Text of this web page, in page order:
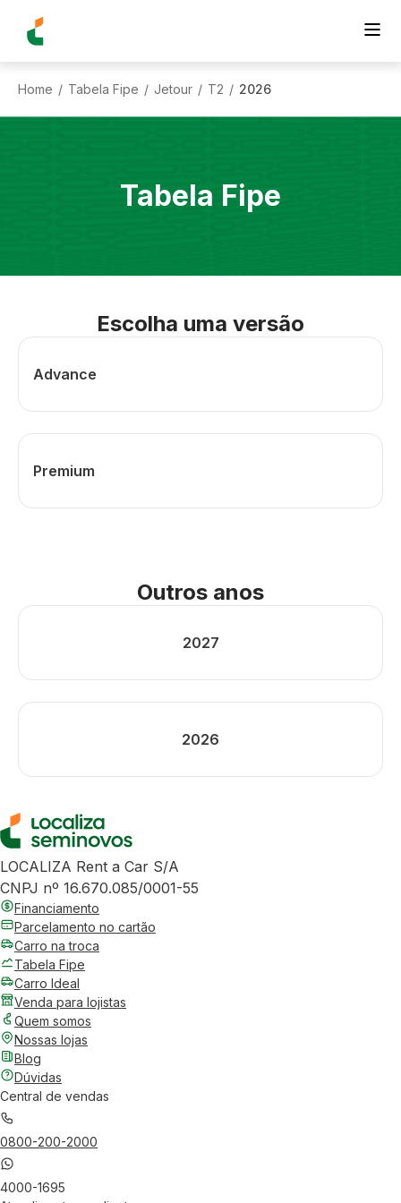
Home / Tabela Fipe / Jetour / T2 / 2026
Tabela Fipe
Escolha uma versão
Advance
Premium
Outros anos
2027
2026
LOCALIZA Rent a Car S/A
CNPJ nº 16.670.085/0001-55
Financiamento
Parcelamento no cartão
Carro na troca
Tabela Fipe
Carro Ideal
Venda para lojistas
Quem somos
Nossas lojas
Blog
Dúvidas
Central de vendas
0800-200-2000
4000-1695